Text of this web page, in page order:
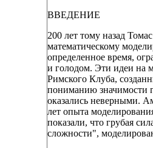
ВВЕДЕНИЕ
200 лет тому назад
математическому
определенное время,
и голодом. Эти идеи на
Римского Клуба,
пониманию значимости
оказались неверными.
лет опыта
показали, что грубая
сложности",